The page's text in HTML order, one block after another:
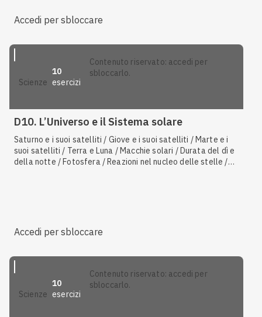
Accedi per sbloccare
scienze
10
esercizi
contenuto riservato: accedi per
sbloccarlo.
D10. L’Universo e il Sistema solare
Saturno e i suoi satelliti / Giove e i suoi satelliti / Marte e i
suoi satelliti / Terra e Luna / Macchie solari / Durata del dì e
della notte / Fotosfera / Reazioni nel nucleo delle stelle /
Accedi per sbloccare
scienze
10
esercizi
contenuto riservato: accedi per
sbloccarlo.